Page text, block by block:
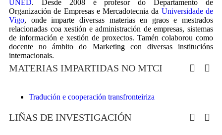
UNED. Desde 2008 é profesor do Departamento de
Organización de Empresas e Mercadotecnia da Universidade de
Vigo, onde imparte diversas materias en graos e mestrados
relacionadas coa xestión e administración de empresas, sistemas
de información e xestión de proxectos. Tamén colaborou como
docente no ámbito do Marketing con diversas institucións
internacionais.
MATERIAS IMPARTIDAS NO MTCI
Tradución e cooperación transfronteiriza
LIÑAS DE INVESTIGACIÓN